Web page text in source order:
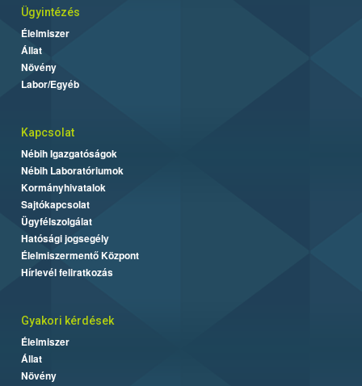
Ügyintézés
Élelmiszer
Állat
Növény
Labor/Egyéb
Kapcsolat
Nébih Igazgatóságok
Nébih Laboratóriumok
Kormányhivatalok
Sajtókapcsolat
Ügyfélszolgálat
Hatósági jogsegély
Élelmiszermentő Központ
Hírlevél feliratkozás
Gyakori kérdések
Élelmiszer
Állat
Növény